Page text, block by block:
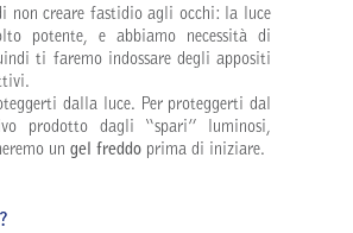
non creare fastidio agli occhi: la luce
potente, e abbiamo necessità di
ti faremo indossare degli appositi
dalla luce. Per proteggerti dal
prodotto dagli “spari” luminosi,
un gel freddo prima di iniziare.